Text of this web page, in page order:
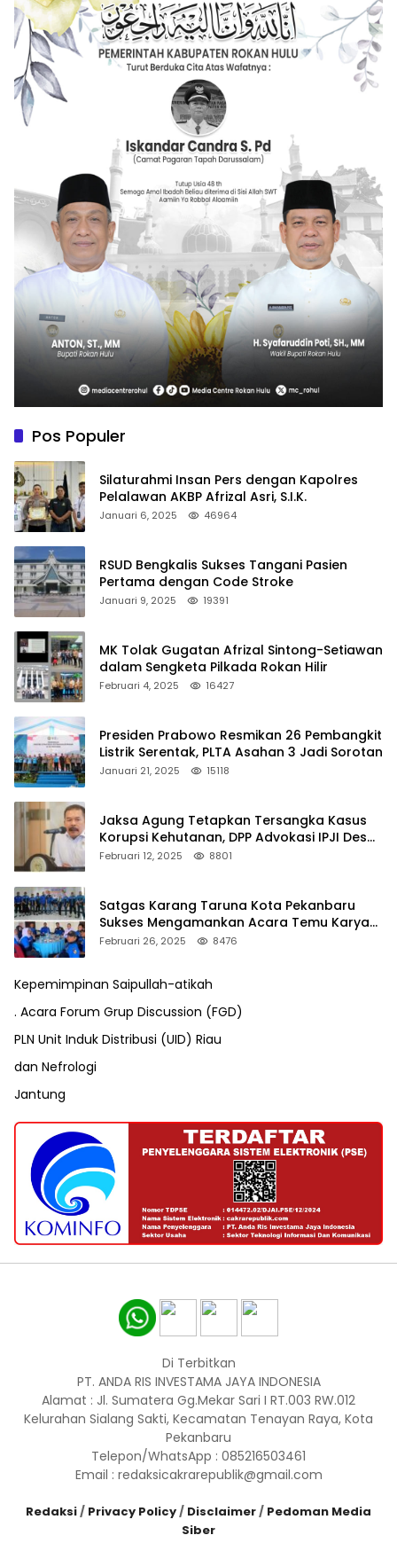
Pos Populer
Silaturahmi Insan Pers dengan Kapolres
Pelalawan AKBP Afrizal Asri, S.I.K.
Januari 6, 2025 46964
RSUD Bengkalis Sukses Tangani Pasien
Pertama dengan Code Stroke
Januari 9, 2025 19391
MK Tolak Gugatan Afrizal Sintong-Setiawan
dalam Sengketa Pilkada Rokan Hilir
Februari 4, 2025 16427
Presiden Prabowo Resmikan 26 Pembangkit
Listrik Serentak, PLTA Asahan 3 Jadi Sorotan
Januari 21, 2025 15118
Jaksa Agung Tetapkan Tersangka Kasus
Korupsi Kehutanan, DPP Advokasi IPJI Desak
Pengusutan Pajak RAPP
Februari 12, 2025 8801
Satgas Karang Taruna Kota Pekanbaru
Sukses Mengamankan Acara Temu Karya
VII Karang Taruna Pekanbaru
Februari 26, 2025 8476
Kepemimpinan Saipullah-atikah
. Acara Forum Grup Discussion (FGD)
PLN Unit Induk Distribusi (UID) Riau
dan Nefrologi
Jantung
Di Terbitkan
PT. ANDA RIS INVESTAMA JAYA INDONESIA
Alamat : Jl. Sumatera Gg.Mekar Sari I RT.003 RW.012
Kelurahan Sialang Sakti, Kecamatan Tenayan Raya, Kota
Pekanbaru
Telepon/WhatsApp : 085216503461
Email : redaksicakrarepublik@gmail.com
Redaksi/ Privacy Policy/ Disclaimer/ Pedoman Media
Siber